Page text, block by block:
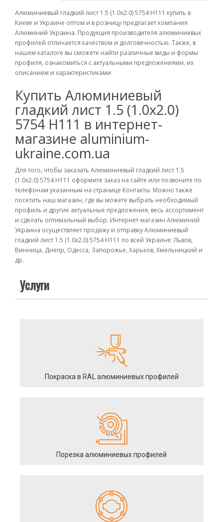
Алюминиевый гладкий лист 1.5 (1.0х2.0) 5754 Н111 купить в
Киеве и Украине оптом и в розницу предлагает компания
Алюминий Украина. Продукция производителя алюминиевых
профилей отличается качеством и долговечностью. Также, в
нашем каталоге вы сможете найти различные виды и формы
профиля, ознакомиться с актуальными предложениями, их
описанием и характеристиками
Купить Алюминиевый
гладкий лист 1.5 (1.0х2.0)
5754 Н111 в интернет-
магазине aluminium-
ukraine.com.ua
Для того, чтобы заказать Алюминиевый гладкий лист 1.5
(1.0х2.0) 5754 Н111 оформите заказ на сайте или позвоните по
телефонам указанным на странице Контакты. Можно также
посетить наш магазин, где вы можете выбрать необходимый
профиль и другие актуальные предложения, весь ассортимент
и сделать оптимальный выбор. Интернет-магазин Алюминий
Украина осуществляет продажу и отправку Алюминиевый
гладкий лист 1.5 (1.0х2.0) 5754 Н111 по всей Украине: Львов,
Винница, Днепр, Одесса, Запорожье, Харьков, Хмельницкий и
др.
Услуги
Покраска в RAL алюминиевых профилей
Порезка алюминиевых профилей